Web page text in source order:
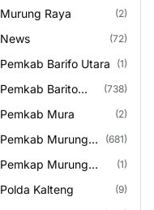
Murung Raya (2)
News (72)
Pemkab Barifo Utara (1)
Pemkab Barito
(738)
Pemkab Mura (2)
Pemkab Murung
(681)
Pemkap Murung
(1)
Polda Kalteng (9)